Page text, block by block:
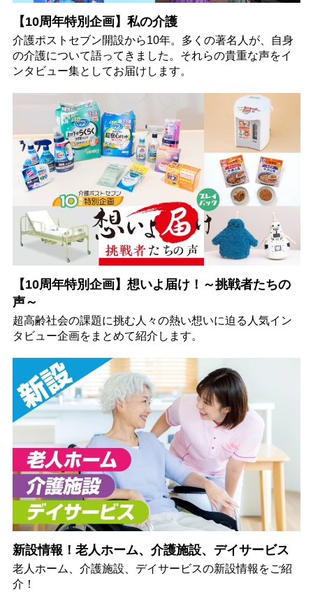
【10周年特別企画】私の介護
介護ポストセブン開設から10年。多くの著名人が、自身
の介護について語ってきました。それらの貴重な声をイ
ンタビュー集としてお届けします。
【10周年特別企画】想いよ届け！～挑戦者たちの
声～
超高齢社会の課題に挑む人々の熱い想いに迫る人気イン
タビュー企画をまとめて紹介します。
新設情報！老人ホーム、介護施設、デイサービス
老人ホーム、介護施設、デイサービスの新設情報をご紹
介！